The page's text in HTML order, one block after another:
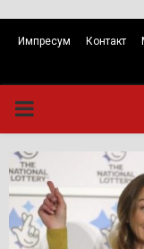
Импресум Контакт
PRIMARY
MENU